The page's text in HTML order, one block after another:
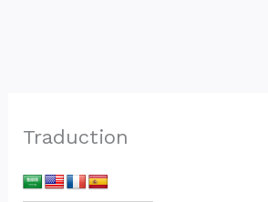
Traduction